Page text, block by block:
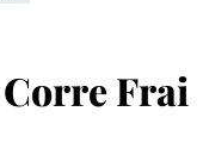
Corre Frai